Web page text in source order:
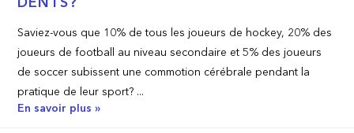
Saviez-vous que 10% de tous les joueurs de hockey, 20% des
joueurs de football au niveau secondaire et 5% des joueurs
de soccer subissent une commotion cérébrale pendant la
pratique de leur sport? ...
En savoir plus »